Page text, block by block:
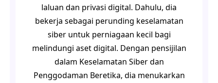
laluan dan privasi digital. Dahulu, dia
bekerja sebagai perunding keselamatan
siber untuk perniagaan kecil bagi
melindungi aset digital. Dengan pensijilan
dalam Keselamatan Siber dan
Penggodaman Beretika, dia menukarkan